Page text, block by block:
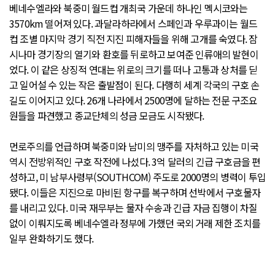
베네수엘라와 북중미 월드컵 개최국 가운데 하나인 멕시코와는
3570km 떨어져 있다. 과달라하라에서 스페인과 우루과이는 월드
컵 조별 마지막 경기 직전 지진 피해자들을 위해 고개를 숙였다. 잠
시나마 경기장의 열기와 환호를 뒤로하고 보여준 인류애의 발현이
었다. 이 같은 상징적 연대는 위로의 크기를 떠나 고통과 상처를 딛
고 일어설 수 있는 작은 출발점이 된다. 다행히 세계 각국의 구호 손
길도 이어지고 있다. 26개 나라에서 2500명에 달하는 전문 구조요
원들을 파견했고 종교단체의 성금 모금도 시작됐다.
먼로주의를 언급하며 북중미와 남미의 맹주를 자처하고 있는 미국
역시 전방위적인 구호 작전에 나섰다. 3억 달러의 긴급 구호금을 편
성하고, 미 남부사령부(SOUTHCOM) 주도로 2000명의 병력이 투입
됐다. 이들은 지진으로 마비된 항구를 복구하며 선박에서 구호물자
를 내리고 있다. 미국 재무부는 물자 수송과 긴급 자금 집행이 차질
없이 이뤄지도록 베네수엘라 정부에 가했던 국외 거래 제한 조치를
일부 완화하기도 했다.